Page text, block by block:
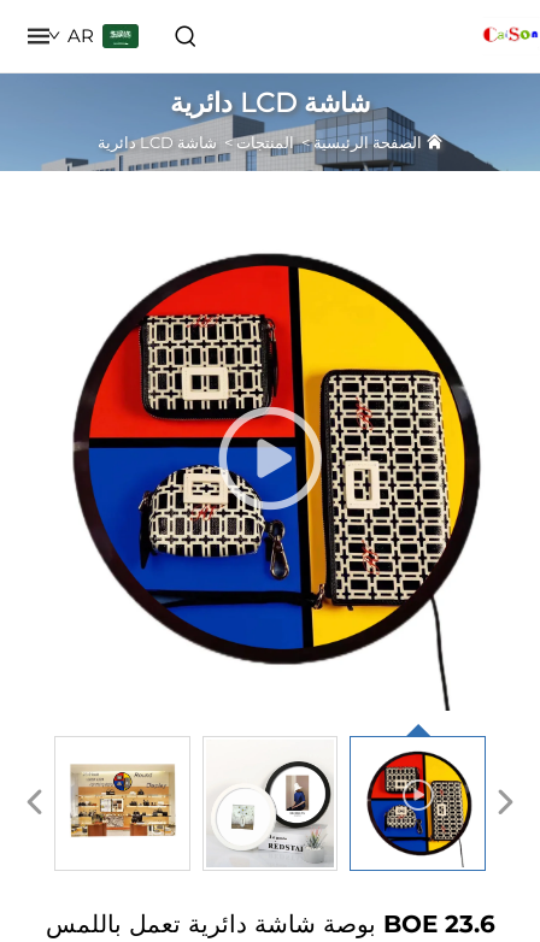
شاشة LCD دائرية
الصفحة الرئيسية>المنتجات>شاشة LCD دائرية
BOE 23.6 بوصة شاشة دائرية تعمل باللمس